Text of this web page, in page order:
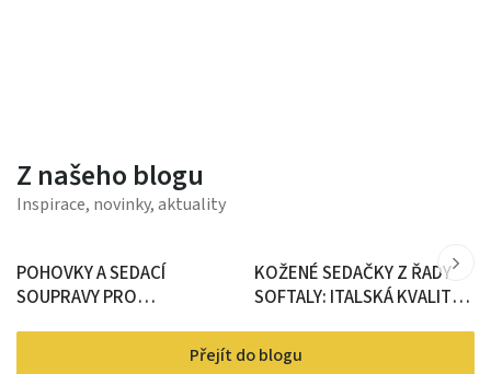
Z našeho blogu
Inspirace, novinky, aktuality
POHOVKY A SEDACÍ
SOUPRAVY PRO
VYBRAT IDEÁLNÍ ŘEŠENÍ DO
KOŽENÉ SEDAČKY Z ŘADY
SOFTALY: ITALSKÁ KVALITA U
Přejít do blogu